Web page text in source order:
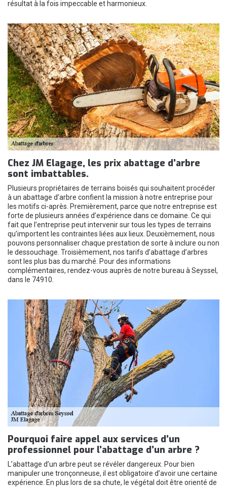
résultat à la fois impeccable et harmonieux.
Chez JM Elagage, les prix abattage d’arbre
sont imbattables.
Plusieurs propriétaires de terrains boisés qui souhaitent procéder
à un abattage d’arbre confient la mission à notre entreprise pour
les motifs ci-après. Premièrement, parce que notre entreprise est
forte de plusieurs années d’expérience dans ce domaine. Ce qui
fait que l’entreprise peut intervenir sur tous les types de terrains
qu’importent les contraintes liées aux lieux. Deuxièmement, nous
pouvons personnaliser chaque prestation de sorte à inclure ou non
le dessouchage. Troisièmement, nos tarifs d’abattage d’arbres
sont les plus bas du marché. Pour des informations
complémentaires, rendez-vous auprès de notre bureau à Seyssel,
dans le 74910.
Pourquoi faire appel aux services d’un
professionnel pour l’abattage d’un arbre ?
L’abattage d’un arbre peut se révéler dangereux. Pour bien
manipuler une tronçonneuse, il est obligatoire d’avoir une certaine
expérience. En plus lors de sa chute, le végétal doit être orienté de